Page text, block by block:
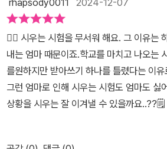
고 말하는 은서 엄마의 모습에서 마음이 짠
자신이 꾀병을 부리고 있는거라 말했던 은
하려는 시우의 모습이 너무 예뻐 웃음이 나
기는 이렇게 훈훈하게 끝이 나지만 나는 나
게 훈훈하고 아름답고 희망적일 수 있을지
마가 아닌 현실 속 엄마인 나는 우리 아이
주면 좋을까.... 생각이 많아진다. 일단 아이
음이 지치거나 힘들어질때 함께 읽고 서로
'참아 카드' 만들기를 하게 되고, 평소 엄마
시우는 '한 시간 잔소리 참아 카드', 짜증 참
만들게 된다.​또 역시나 시우는 받아쓰기에
집으로 돌아가던중, 행복했던 유치원 시절
마지막 문구가 늘 내가 희망하고 바라던 육
접한 표현인듯하다.아이가 건강하게 자라
린 시절을 회상했을때,​'그래, 그때 엄마, 아
지.'​..라고 생각해준다면 좋겠다.아이가 공
격하는 것도 바라지 않고 오로지 딱 저렇게
🙎‍♀️ 시우는 시험을 무서워 해요. 그 이유는
내는 엄마 때문이죠.학교를 마치고 나오는
를원하지만 받아쓰기 하나를 틀렸다는 이
그런 엄마로 인해 시우는 시험도 엄마도 싫
상황을 시우는 잘 이겨낼 수 있을까요..??🗒
게 처음인 아이에게 시험이라는 긴장감을